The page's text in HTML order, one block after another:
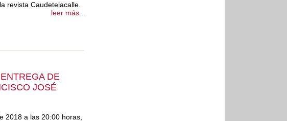
revista Caudetelacalle.
leer más...
DE
JOSÉ
2018 a las 20:00 horas,